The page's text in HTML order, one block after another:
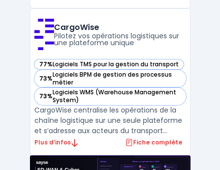
contrats, automatisation des documents
réglement ...
CargoWise
Pilotez vos opérations logistiques sur
une plateforme unique
77%Logiciels TMS pour la gestion du transport
— voir CargoWise dans cette catégorie
73%Logiciels BPM de gestion des processus
métier
— voir CargoWise dans cette catégorie
73%Logiciels WMS (Warehouse Management
System)
— voir CargoWise dans cette catégorie
CargoWise centralise les opérations de la
chaîne logistique sur une seule plateforme
et s’adresse aux acteurs du transport
international. Dans un contexte où la
réglementations et le suivi des expéditions
Plus d’infos Fiche complète